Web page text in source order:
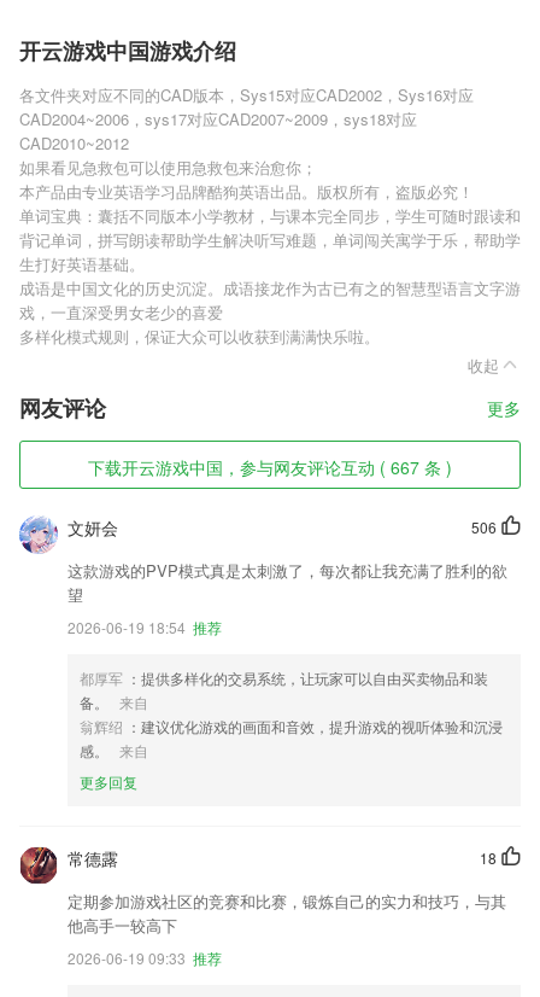
开云游戏中国游戏介绍
各文件夹对应不同的CAD版本，Sys15对应CAD2002，Sys16对应
CAD2004~2006，sys17对应CAD2007~2009，sys18对应
CAD2010~2012
如果看见急救包可以使用急救包来治愈你；
本产品由专业英语学习品牌酷狗英语出品。版权所有，盗版必究！
单词宝典：囊括不同版本小学教材，与课本完全同步，学生可随时跟读和
背记单词，拼写朗读帮助学生解决听写难题，单词闯关寓学于乐，帮助学
生打好英语基础。
成语是中国文化的历史沉淀。成语接龙作为古已有之的智慧型语言文字游
戏，一直深受男女老少的喜爱
多样化模式规则，保证大众可以收获到满满快乐啦。
收起
网友评论 更多
下载开云游戏中国，参与网友评论互动 ( 667 条 )
506
文妍会
这款游戏的PVP模式真是太刺激了，每次都让我充满了胜利的欲
望
2026-06-19 18:54 推荐
都厚军 ：提供多样化的交易系统，让玩家可以自由买卖物品和装
备。
来自
翁辉绍 ：建议优化游戏的画面和音效，提升游戏的视听体验和沉浸
感。
来自
更多回复
18
常德露
定期参加游戏社区的竞赛和比赛，锻炼自己的实力和技巧，与其
他高手一较高下
2026-06-19 09:33 推荐